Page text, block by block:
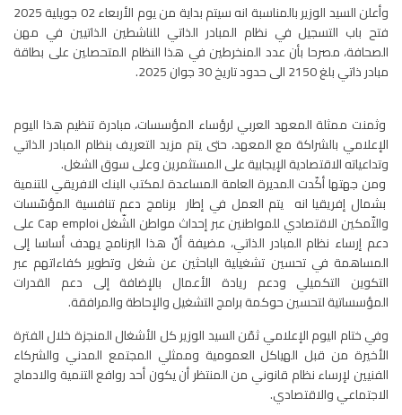
وأعلن السيد الوزير بالمناسبة انه سيتم بداية من يوم الأربعاء 02 جويلية 2025
فتح باب التسجيل في نظام المبادر الذاتي للناشطين الذاتيين في مهن
الصحافة، مصرحا بأن عدد المنخرطين في هذا النظام المتحصلين على بطاقة
مبادر ذاتي بلغ 2150 الى حدود تاريخ 30 جوان 2025.
وثمنت ممثلة المعهد العربي لرؤساء المؤسسات، مبادرة تنظيم هذا اليوم
الإعلامي بالشراكة مع المعهد، حتى يتم مزيد التعريف بنظام المبادر الذاتي
وتداعياته الاقتصادية الإيجابية على المستثمرين وعلى سوق الشغل.
ومن جهتها أكّدت المديرة العامة المساعدة لمكتب البنك الافريقي للتنمية
بشمال إفريقيا انه يتم العمل في إطار برنامج دعم تنافسية المؤسّسات
والتّمكين الاقتصادي للمواطنين عبر إحداث مواطن الشّغل Cap emploi على
دعم إرساء نظام المبادر الذاتي، مضيفة أنّ هذا البرنامج يهدف أساسا إلى
المساهمة في تحسين تشغيلية الباحثين عن شغل وتطوير كفاءاتهم عبر
التكوين التكميلي ودعم ريادة الأعمال بالإضافة إلى دعم القدرات
المؤسساتية لتحسين حوكمة برامج التشغيل والإحاطة والمرافقة.
وفي ختام اليوم الإعلامي ثمّن السيد الوزير كل الأشغال المنجزة خلال الفترة
الأخيرة من قبل الهياكل العمومية وممثلي المجتمع المدني والشركاء
الفنيين لإرساء نظام قانوني من المنتظر أن يكون أحد روافع التنمية والادماج
الاجتماعي والاقتصادي.